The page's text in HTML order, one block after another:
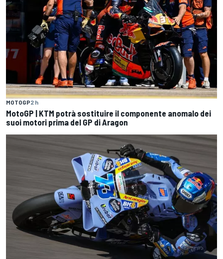
MOTOGP2 h
MotoGP | KTM potrà sostituire il componente anomalo dei
suoi motori prima del GP di Aragon